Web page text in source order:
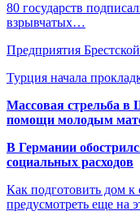
80 государств
взрывчатых…
Предприятия
Турция начала
Массовая стрельба в
помощи молодым
В Германии
социальных расходов
Как подготовить дом
предусмотреть еще на